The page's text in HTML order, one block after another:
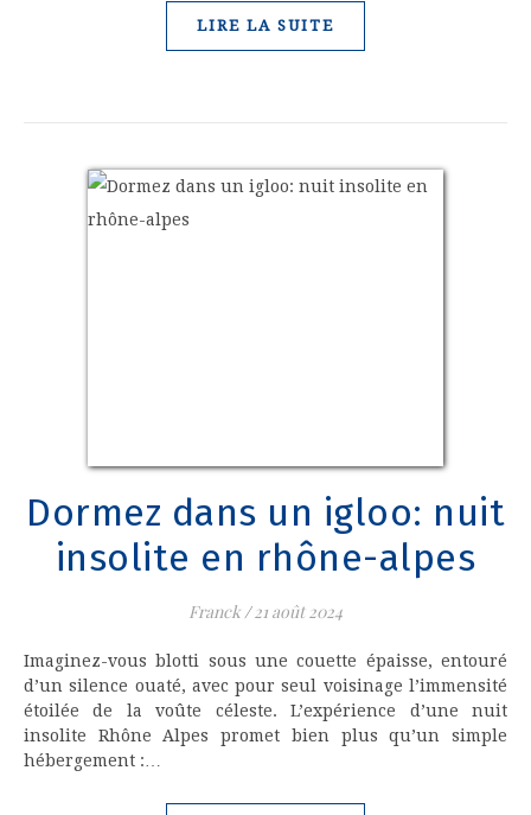
LIRE LA SUITE
Dormez dans un igloo: nuit
insolite en rhône-alpes
Franck/ 21 août 2024
Imaginez-vous blotti sous une couette épaisse, entouré
d’un silence ouaté, avec pour seul voisinage l’immensité
étoilée de la voûte céleste. L’expérience d’une nuit
insolite Rhône Alpes promet bien plus qu’un simple
hébergement :…